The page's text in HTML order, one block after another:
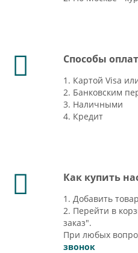
Способы
1. Картой Visa
2. Банковским
3. Наличными
4. Кредит
Как купить
1. Добавить
2. Перейти в
заказ".
При любых
звонок